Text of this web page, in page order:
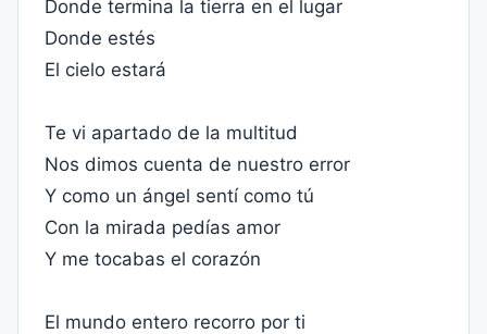
Donde termina la tierra en el lugar
Donde estés
El cielo estará
Te vi apartado de la multitud
Nos dimos cuenta de nuestro error
Y como un ángel sentí como tú
Con la mirada pedías amor
Y me tocabas el corazón
El mundo entero recorro por ti